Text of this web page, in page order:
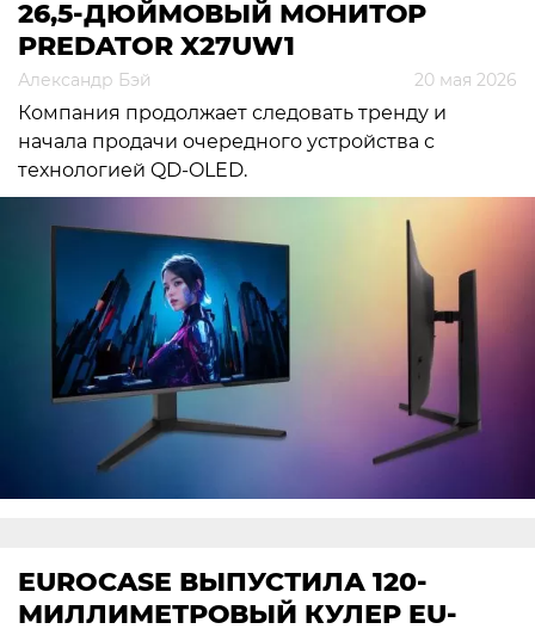
26,5-ДЮЙМОВЫЙ МОНИТОР
PREDATOR X27UW1
Александр Бэй 20 мая 2026
Компания продолжает следовать тренду и
начала продачи очередного устройства с
технологией QD-OLED.
EUROCASE ВЫПУСТИЛА 120-
МИЛЛИМЕТРОВЫЙ КУЛЕР EU-